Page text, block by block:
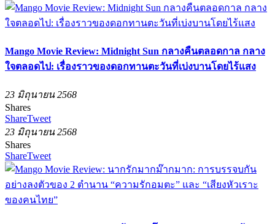
Mango Movie Review: Midnight Sun กลางคืนตลอดกาล กลาง
ใจตลอดไป: เรื่องราวของดอกทานตะวันที่เบ่งบานโดยไร้แสง
23 มิถุนายน 2568
Shares
ShareTweet
23 มิถุนายน 2568
Shares
ShareTweet